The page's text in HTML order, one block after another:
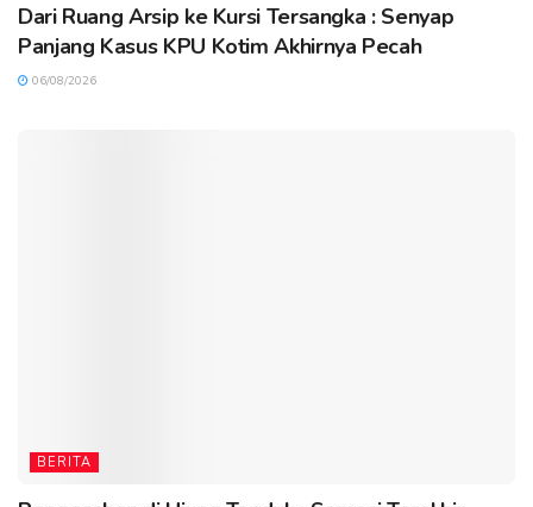
Dari Ruang Arsip ke Kursi Tersangka : Senyap
Panjang Kasus KPU Kotim Akhirnya Pecah
06/08/2026
BERITA